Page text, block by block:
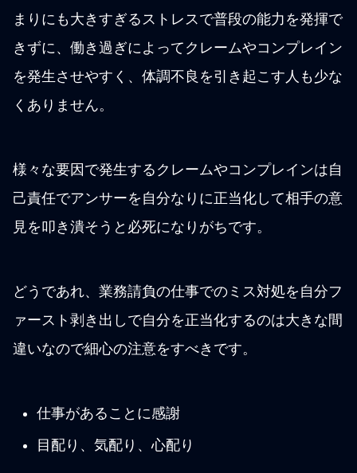
まりにも大きすぎるストレスで普段の能力を発揮で
きずに、働き過ぎによってクレームやコンプレイン
を発生させやすく、体調不良を引き起こす人も少な
くありません。
様々な要因で発生するクレームやコンプレインは自
己責任でアンサーを自分なりに正当化して相手の意
見を叩き潰そうと必死になりがちです。
どうであれ、業務請負の仕事でのミス対処を自分フ
ァースト剥き出しで自分を正当化するのは大きな間
違いなので細心の注意をすべきです。
仕事があることに感謝
目配り、気配り、心配り